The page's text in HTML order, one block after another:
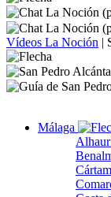
Vídeos La Noción |
Málaga